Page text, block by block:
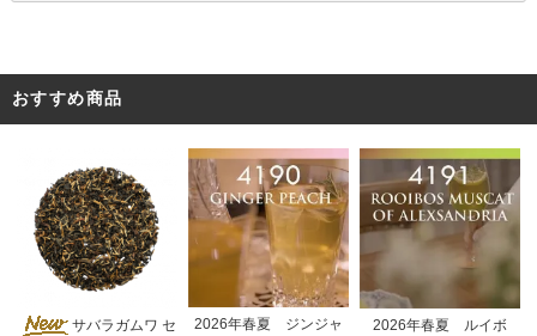
おすすめ商品
サバラガムワ セ
2026年春夏 ジンジャ
2026年春夏 ルイボ